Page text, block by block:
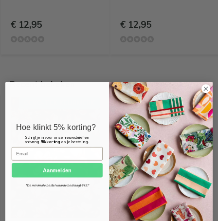
€ 12,95 € 12,95
Recent bekeken
Hoe klinkt 5% korting?
Schrijf je in voor onze nieuwsbrief en
ontvang 5% kortingop je bestelling.
Email
Aanmelden
*De minimale bestelwaarde bedraagt €49.*